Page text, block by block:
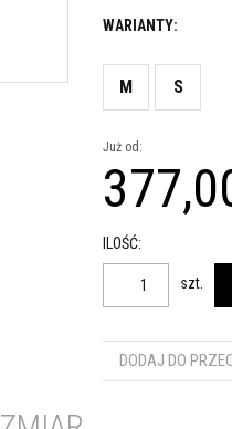
WARIANTY:
M S
Już od:
ILOŚĆ:
szt.
DODAJ DO